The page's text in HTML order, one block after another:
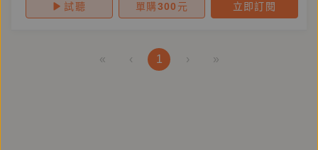
試聽 單購300 元 立即訂閱
« ‹ 1 › »